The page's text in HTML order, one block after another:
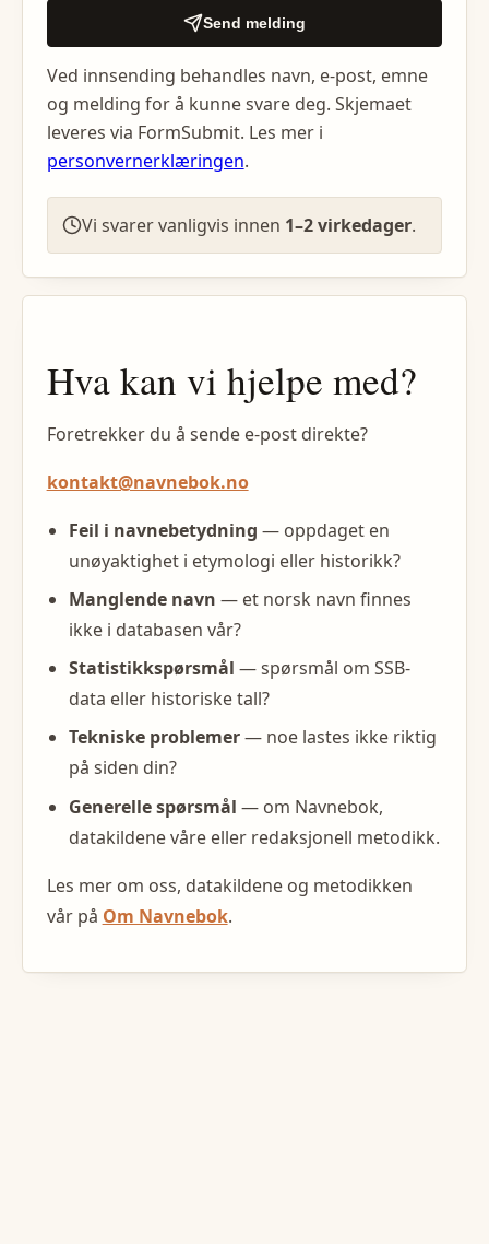
Send melding
Ved innsending behandles navn, e-post, emne
og melding for å kunne svare deg. Skjemaet
leveres via FormSubmit. Les mer i
personvernerklæringen.
Vi svarer vanligvis innen 1–2 virkedager.
Hva kan vi hjelpe med?
Foretrekker du å sende e-post direkte?
kontakt@navnebok.no
Feil i navnebetydning — oppdaget en
unøyaktighet i etymologi eller historikk?
Manglende navn — et norsk navn finnes
ikke i databasen vår?
Statistikkspørsmål — spørsmål om SSB-
data eller historiske tall?
Tekniske problemer— noe lastes ikke riktig
på siden din?
Generelle spørsmål — om Navnebok,
datakildene våre eller redaksjonell metodikk.
Les mer om oss, datakildene og metodikken
vår på Om Navnebok.